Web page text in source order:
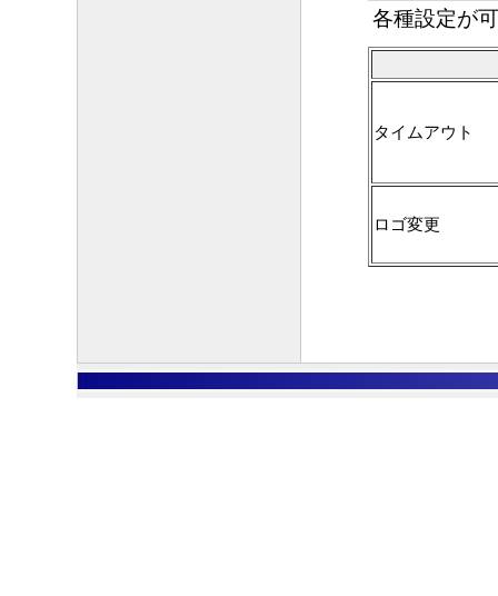
各種設定が
タイムアウト
ロゴ変更